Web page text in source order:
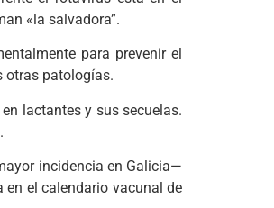
«la salvadora”.
para prevenir el
otras patologías.
lactantes y sus secuelas.
incidencia en Galicia—
el calendario vacunal de